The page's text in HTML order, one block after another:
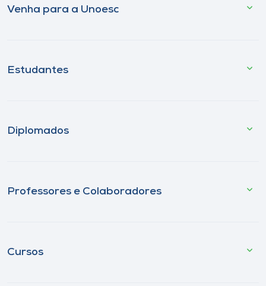
Venha para a Unoesc
Estudantes
Diplomados
Professores e Colaboradores
Cursos